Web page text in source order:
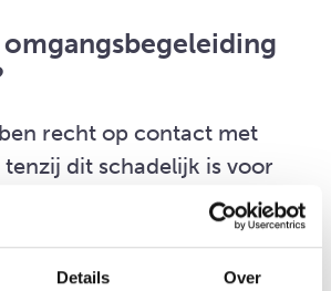
Details Over
recht op contact met
dit schadelijk is voor
helpt om
ook in moeilijke
ouders en kinderen de